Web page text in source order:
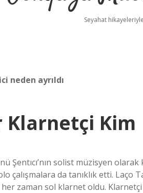
Seyahat
neden ayrıldı
Klarnetçi Kim
Şentıcı’nın solist müzisyen
çalışmalara da tanıklık etti. Laço
zaman sol klarnet oldu.